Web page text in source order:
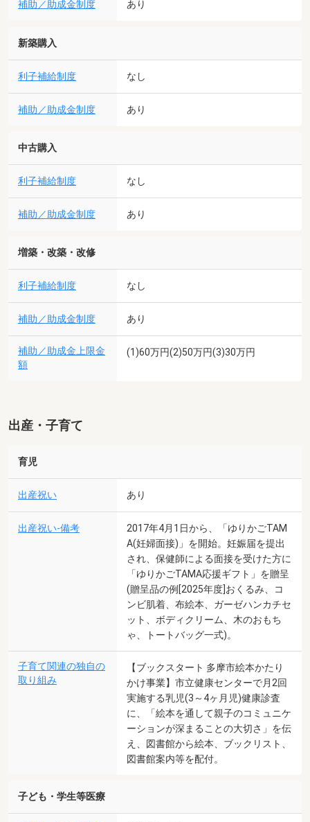
補助／助成金制度 あり
新築購入
利子補給制度 なし
補助／助成金制度 あり
中古購入
利子補給制度 なし
補助／助成金制度 あり
増築・改築・改修
利子補給制度 なし
補助／助成金制度 あり
補助／助成金上限金
額
(1)60万円(2)50万円(3)30万円
出産・子育て
育児
出産祝い あり
出産祝い-備考
2017年4月1日から、「ゆりかごTAM
A(妊婦面接)」を開始。妊娠届を提出
され、保健師による面接を受けた方に
「ゆりかごTAMA応援ギフト」を贈呈
(贈呈品の例[2025年度]おくるみ、コ
ンビ肌着、布絵本、ガーゼハンカチセ
ット、ボディクリーム、木のおもち
ゃ、トートバッグ一式)。
子育て関連の独自の
取り組み
【ブックスタート 多摩市絵本かたり
かけ事業】市立健康センターで月2回
実施する乳児(3～4ヶ月児)健康診査
に、「絵本を通して親子のコミュニケ
ーションが深まることの大切さ」を伝
え、図書館から絵本、ブックリスト、
図書館案内等を配付。
子ども・学生等医療